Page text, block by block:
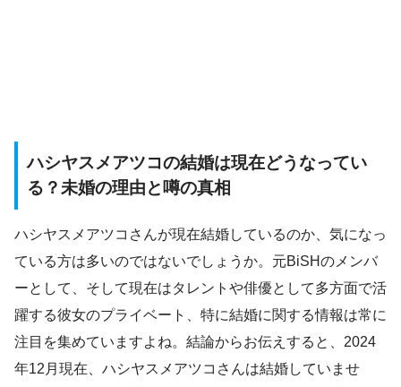
ハシヤスメアツコの結婚は現在どうなってい
る？未婚の理由と噂の真相
ハシヤスメアツコさんが現在結婚しているのか、気になっ
ている方は多いのではないでしょうか。元BiSHのメンバ
ーとして、そして現在はタレントや俳優として多方面で活
躍する彼女のプライベート、特に結婚に関する情報は常に
注目を集めていますよね。結論からお伝えすると、2024
年12月現在、ハシヤスメアツコさんは結婚していませ